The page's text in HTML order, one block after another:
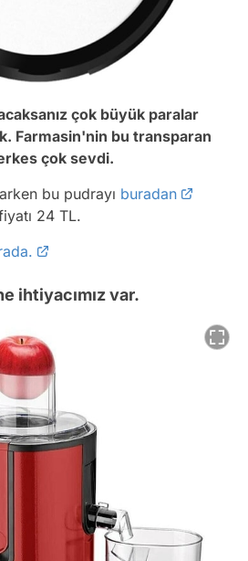
çok büyük paralar
Farmasin'nin bu transparan
çok sevdi.
bu pudrayı buradan
24 TL.
ihtiyacımız var.